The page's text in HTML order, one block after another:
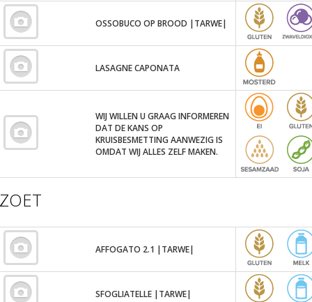
OSSOBUCO OP BROOD |TARWE|
LASAGNE CAPONATA
WIJ WILLEN U GRAAG INFORMEREN
DAT DE KANS OP
KRUISBESMETTING AANWEZIG IS
OMDAT WIJ ALLES ZELF MAKEN.
ZOET
AFFOGATO 2.1 |TARWE|
SFOGLIATELLE |TARWE|